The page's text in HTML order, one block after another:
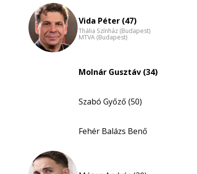
Vida Péter (47)
Thália Színház (Budapest)
MTVA (Budapest)
Molnár Gusztáv (34)
Szabó Győző (50)
Fehér Balázs Benő